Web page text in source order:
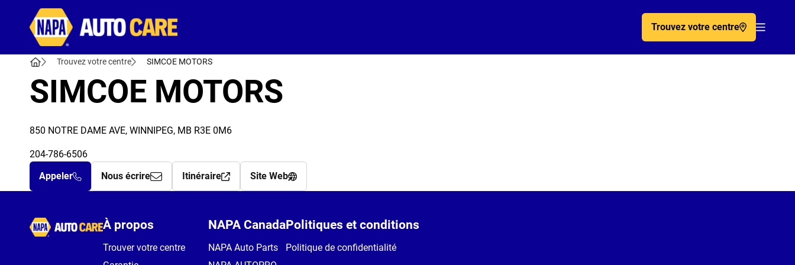
Trouvez votre centre
Trouvez votre centre SIMCOE MOTORS
SIMCOE MOTORS
850 NOTRE DAME AVE, WINNIPEG, MB R3E 0M6
204-786-6506
Appeler
Nous écrire Itinéraire Site Web
Autocare
À propos
Trouver votre centre
NAPA Canada
NAPA Auto Parts
Politiques et conditions
Politique de confidentialité